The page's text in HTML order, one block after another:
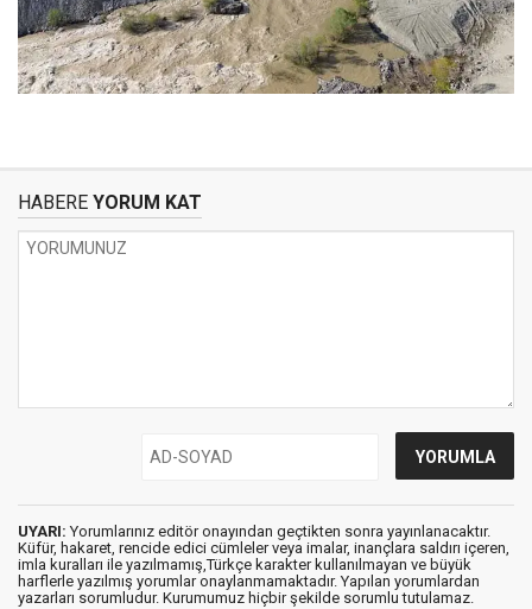
HABERE YORUM KAT
UYARI: Yorumlarınız editör onayından geçtikten sonra yayınlanacaktır.
Küfür, hakaret, rencide edici cümleler veya imalar, inançlara saldırı içeren,
imla kuralları ile yazılmamış,Türkçe karakter kullanılmayan ve büyük
harflerle yazılmış yorumlar onaylanmamaktadır. Yapılan yorumlardan
yazarları sorumludur. Kurumumuz hiçbir şekilde sorumlu tutulamaz.